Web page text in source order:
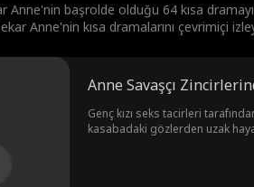
Anne'nin başrolde olduğu 64 kısa
Anne'nin kısa dramalarını çevrimiçi
Anne Savaşçı
Genç kızı seks tacirleri
kasabadaki gözlerden uzak